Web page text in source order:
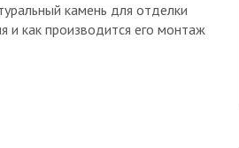
камень для отделки
и как производится его монтаж